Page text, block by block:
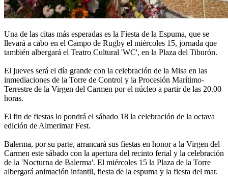
Una de las citas más esperadas es la Fiesta de la Espuma, que se
llevará a cabo en el Campo de Rugby el miércoles 15, jornada que
también albergará el Teatro Cultural 'WC', en la Plaza del Tiburón.
El jueves será el día grande con la celebración de la Misa en las
inmediaciones de la Torre de Control y la Procesión Marítimo-
Terrestre de la Virgen del Carmen por el núcleo a partir de las 20.00
horas.
El fin de fiestas lo pondrá el sábado 18 la celebración de la octava
edición de Almerimar Fest.
Balerma, por su parte, arrancará sus fiestas en honor a la Virgen del
Carmen este sábado con la apertura del recinto ferial y la celebración
de la 'Nocturna de Balerma'. El miércoles 15 la Plaza de la Torre
albergará animación infantil, fiesta de la espuma y la fiesta del mar.